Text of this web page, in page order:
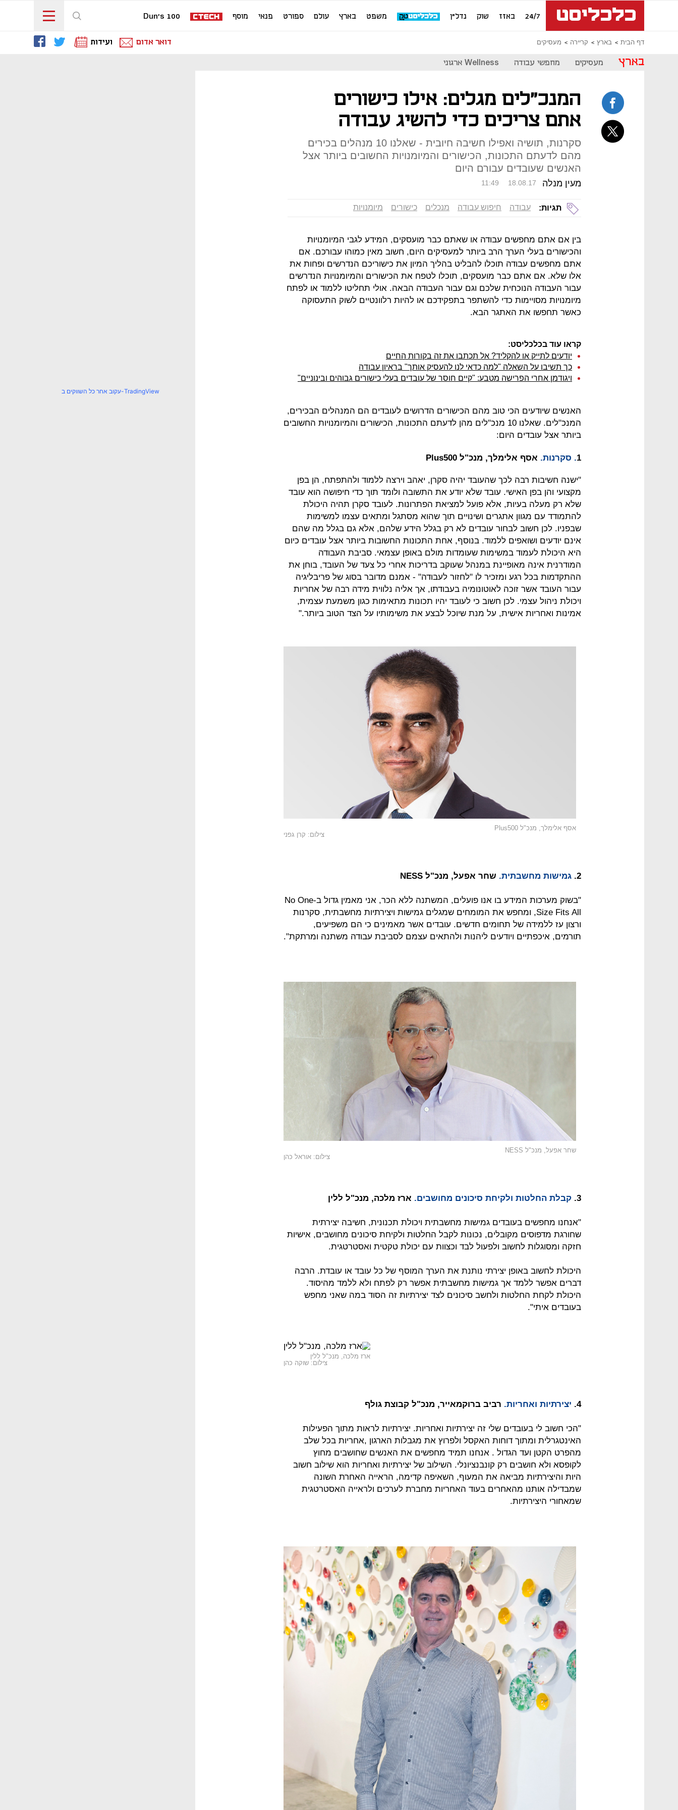
24/7 באזז שוק נדל"ן משפט בארץ עולם ספורט פנאי מוסף Dun's 100
דף הבית בארץ קריירה מעסיקים דואר אדום ועידות
בארץ מעסיקים מחפשי עבודה Wellness ארגוני
המנכ"לים מגלים: אילו כישורים
אתם צריכים כדי להשיג עבודה
סקרנות, תושיה ואפילו חשיבה חיובית - שאלנו 10 מנהלים בכירים
מהם לדעתם התכונות, הכישורים והמיומנויות החשובים ביותר אצל
האנשים שעובדים עבורם היום
מעין מנלה 11:49 18.08.17
תגיות: עבודה חיפוש עבודה מנכלים כישורים מיומנויות
בין אם אתם מחפשים עבודה או שאתם כבר מועסקים, המידע לגבי המיומנויות
והכישורים בעלי הערך הרב ביותר למעסיקים היום, חשוב מאין כמוהו עבורכם. אם
אתם מחפשים עבודה תוכלו להבליט בהליך המיון את כישוריכם הנדרשים ופחות את
אלו שלא. אם אתם כבר מועסקים, תוכלו לטפח את הכישורים והמיומנויות הנדרשים
עבור העבודה הנוכחית שלכם וגם עבור העבודה הבאה. אולי תחליטו ללמוד או לפתח
מיומנויות מסויימות כדי להשתפר בתפקידכם או להיות רלוונטיים לשוק התעסוקה
כאשר תחפשו את האתגר הבא.
קראו עוד בכלכליסט:
יודעים לתייק או להקליד? אל תכתבו את זה בקורות החיים
כך תשיבו על השאלה "למה כדאי לנו להעסיק אותך" בראיון עבודה
ויגודמן אחרי הפרישה מטבע: "קיים חוסר של עובדים בעלי כישורים גבוהים ובינוניים"
האנשים שיודעים הכי טוב מהם הכישורים הדרושים לעובדים הם המנהלים הבכירים,
המנכ"לים. שאלנו 10 מנכ"לים מהן לדעתם התכונות, הכישורים והמיומנויות החשובים
ביותר אצל עובדים היום:
1. סקרנות. אסף אלימלך, מנכ"ל Plus500
"ישנה חשיבות רבה לכך שהעובד יהיה סקרן, יאהב וירצה ללמוד ולהתפתח, הן בפן
מקצועי והן בפן האישי. עובד שלא יודע את התשובה ולומד תוך כדי חיפושה הוא עובד
שלא רק מעלה בעיות, אלא פועל למציאת הפתרונות. לעובד סקרן תהיה היכולת
להתמודד עם מגוון אתגרים ושינויים תוך שהוא מסתגל ומתאים עצמו למשימות
שבפניו. לכן חשוב לבחור עובדים לא רק בגלל הידע שלהם, אלא גם בגלל מה שהם
אינם יודעים ושואפים ללמוד. בנוסף, אחת התכונות החשובות ביותר אצל עובדים כיום
היא היכולת לעמוד במשימות שעומדות מולם באופן עצמאי. סביבת העבודה
המודרנית אינה מאופיינת במנהל שעוקב בדריכות אחרי כל צעד של העובד, בוחן את
ההתקדמות בכל רגע ומזכיר לו "לחזור לעבודה" - אמנם מדובר בסוג של פריבליגיה
עבור העובד אשר זוכה לאוטונומיה בעבודתו, אך אליה נלווית מידה רבה של אחריות
ויכולת ניהול עצמי. לכן חשוב כי לעובד יהיו תכונות מתאימות כגון משמעת עצמית,
אמינות ואחריות אישית, על מנת שיוכל לבצע את משימותיו על הצד הטוב ביותר."
אסף אלימלך, מנכ"ל Plus500
צילום: קרן גפני
2. גמישות מחשבתית. שחר אפעל, מנכ"ל NESS
"בשוק מערכות המידע בו אנו פועלים, המשתנה ללא הכר, אני מאמין גדול ב-No One
Size Fits All, ומחפש את המומחים שמגלים גמישות ויצירתיות מחשבתית, סקרנות
ורצון עז ללמידה של תחומים חדשים. עובדים אשר מאמינים כי הם משפיעים,
תורמים, איכפתיים ויודעים ליהנות ולהתאים עצמם לסביבת עבודה משתנה ומרתקת".
שחר אפעל, מנכ"ל NESS
צילום: אוראל כהן
3. קבלת החלטות ולקיחת סיכונים מחושבים. ארז מלכה, מנכ"ל ללין
"אנחנו מחפשים בעובדים גמישות מחשבתית ויכולת תכנונית, חשיבה יצירתית
שחורגת מדפוסים מקובלים, נכונות לקבל החלטות ולקיחת סיכונים מחושבים, אישיות
חזקה ומסוגלות לחשוב ולפעול לבד וכצוות עם יכולת טקטית ואסטרטגית.
היכולת לחשוב באופן יצירתי נותנת את הערך המוסף של כל עובד או עובדת. הרבה
דברים אפשר ללמד אך גמישות מחשבתית אפשר רק לפתח ולא ללמד מהיסוד.
היכולת לקחת החלטות ולחשב סיכונים לצד יצירתיות זה הסוד במה שאני מחפש
בעובדים איתי".
ארז מלכה, מנכ"ל ללין
צילום: שוקה כהן
4. יצירתיות ואחריות. רביב ברוקמאייר, מנכ"ל קבוצת גולף
"הכי חשוב לי בעובדים שלי זה יצירתיות ואחריות. יצירתיות לראות מתוך הפעילות
האינטגרלית ומתוך דוחות האקסל ולפרוץ את מגבלות הארגון ,אחריות בכל שלב
מהפרט הקטן ועד הגדול . אנחנו תמיד מחפשים את האנשים שחושבים מחוץ
לקופסא ולא חושבים רק קונבנציונלי. השילוב של יצירתיות ואחריות הוא שילוב חשוב
היות והיצירתיות מביאה את המעוף, השאיפה קדימה, הראייה האחרת השונה
שמבדילה אותנו מהאחרים בעוד האחריות מחברת לערכים ולראייה האסטרטגית
שמאחורי היצירתיות.
עקוב אחר כל השווקים ב-TradingView